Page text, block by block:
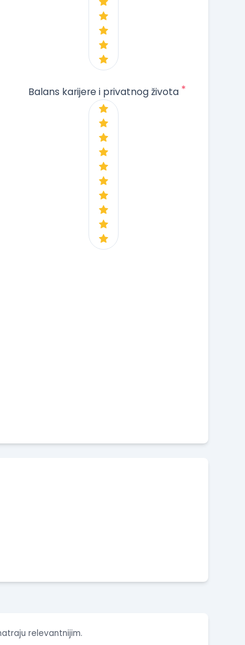
Balans karijere i privatnog života *
relevantnijim.